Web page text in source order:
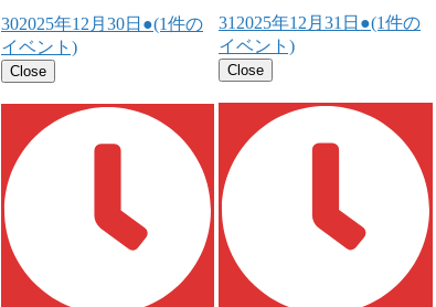
302025年12月30日 ●(1件の
イベント)
Close
31 2025年12月31日 ●(1件の
イベント)
Close